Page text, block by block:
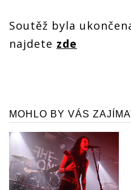
Soutěž byla
najdete zde
MOHLO BY VÁS